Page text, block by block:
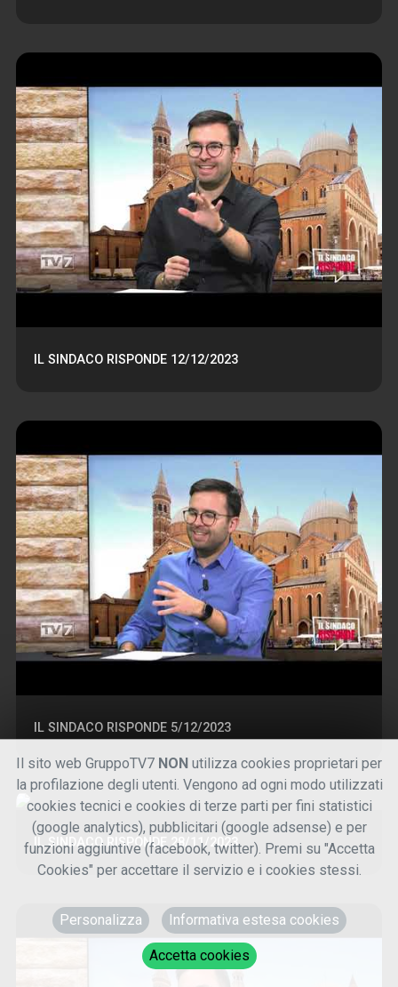
IL SINDACO RISPONDE 12/12/2023
IL SINDACO RISPONDE 5/12/2023
IL SINDACO RISPONDE 28/11/2023
Il sito web GruppoTV7 NON utilizza cookies proprietari per
la profilazione degli utenti. Vengono ad ogni modo utilizzati
cookies tecnici e cookies di terze parti per fini statistici
(google analytics), pubblicitari (google adsense) e per
funzioni aggiuntive (facebook, twitter). Premi su "Accetta
Cookies" per accettare il servizio e i cookies stessi.
Personalizza Informativa estesa cookies
Accetta cookies